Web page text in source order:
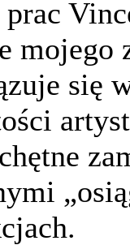
mojego
się